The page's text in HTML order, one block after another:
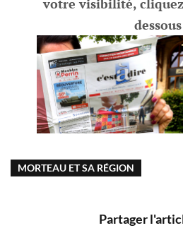
votre visibilité,
dessous
MORTEAU ET SA RÉGION
Partager